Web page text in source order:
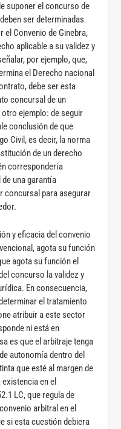
suponer el concurso de
ser determinadas
el Convenio de Ginebra,
aplicable a su validez y
por ejemplo, que,
el Derecho nacional
debe ser esta
concursal de un
ejemplo: de seguir
conclusión de que
Civil, es decir, la norma
de un derecho
correspondería
una garantía
concursal para asegurar
y eficacia del convenio
agota su función
agota su función el
concurso la validez y
En consecuencia,
el tratamiento
atribuir a este sector
ni está en
es que el arbitraje tenga
autonomía dentro del
que esté al margen de
en el
LC, que regula de
arbitral en el
si esta cuestión debiera